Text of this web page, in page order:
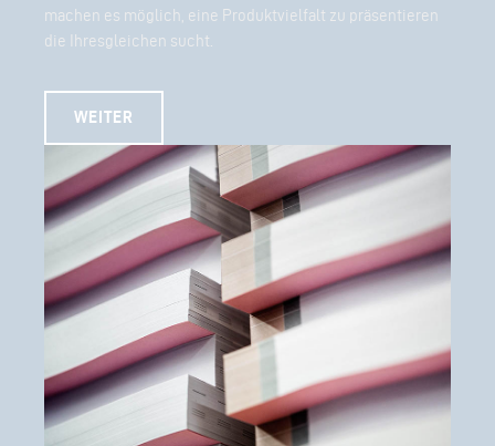
machen es möglich, eine Produktvielfalt zu präsentieren
die Ihresgleichen sucht.
WEITER